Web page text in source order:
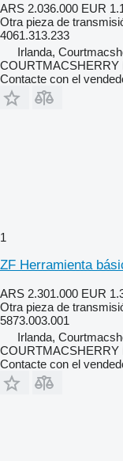
ARS 2.036.000 EUR
Otra pieza de
4061.313.233
Irlanda,
COURTMACSHERRY
Contacte con el
1
ZF Herramienta
ARS 2.301.000 EUR
Otra pieza de
5873.003.001
Irlanda,
COURTMACSHERRY
Contacte con el